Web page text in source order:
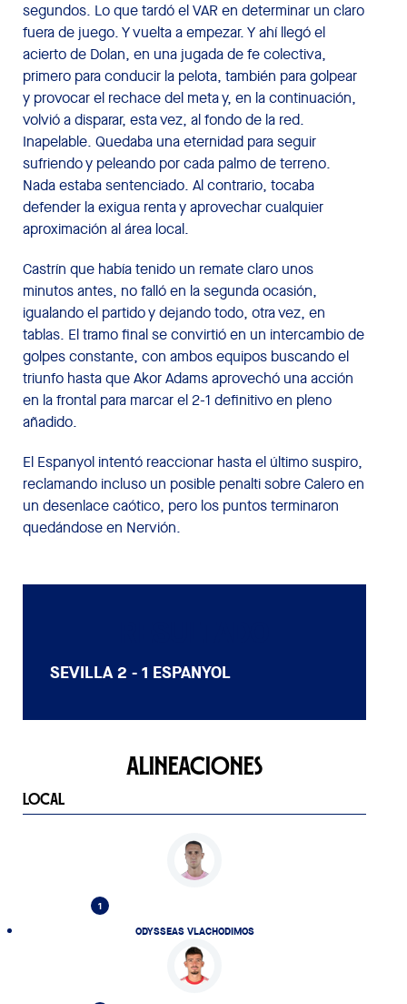
segundos. Lo que tardó el VAR en determinar un claro
fuera de juego. Y vuelta a empezar. Y ahí llegó el
acierto de Dolan, en una jugada de fe colectiva,
primero para conducir la pelota, también para golpear
y provocar el rechace del meta y, en la continuación,
volvió a disparar, esta vez, al fondo de la red.
Inapelable. Quedaba una eternidad para seguir
sufriendo y peleando por cada palmo de terreno.
Nada estaba sentenciado. Al contrario, tocaba
defender la exigua renta y aprovechar cualquier
aproximación al área local.
Castrín que había tenido un remate claro unos
minutos antes, no falló en la segunda ocasión,
igualando el partido y dejando todo, otra vez, en
tablas. El tramo final se convirtió en un intercambio de
golpes constante, con ambos equipos buscando el
triunfo hasta que Akor Adams aprovechó una acción
en la frontal para marcar el 2-1 definitivo en pleno
añadido.
El Espanyol intentó reaccionar hasta el último suspiro,
reclamando incluso un posible penalti sobre Calero en
un desenlace caótico, pero los puntos terminaron
quedándose en Nervión.
SEVILLA2 - 1 ESPANYOL
ALINEACIONES
LOCAL
1
ODYSSEAS VLACHODIMOS